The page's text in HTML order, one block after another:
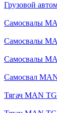
Грузовой
Самосвалы
Самосвалы
Самосвалы
Самосвал
Тягач MAN